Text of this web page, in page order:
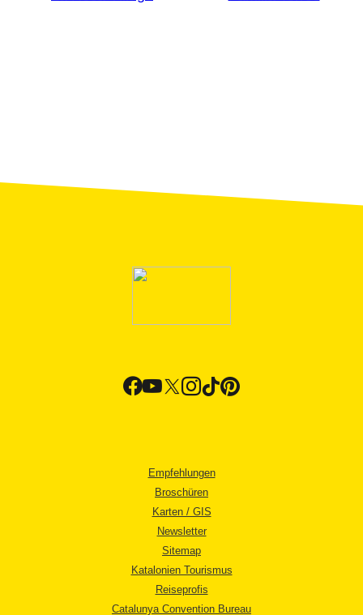
Empfehlungen
Broschüren
Karten / GIS
Newsletter
Sitemap
Katalonien Tourismus
Reiseprofis
Catalunya Convention Bureau